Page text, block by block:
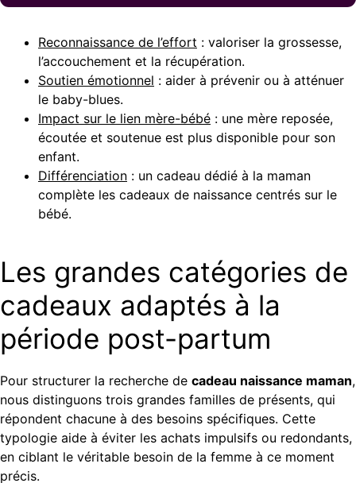
Reconnaissance de l’effort : valoriser la grossesse,
l’accouchement et la récupération.
Soutien émotionnel : aider à prévenir ou à atténuer
le baby-blues.
Impact sur le lien mère-bébé : une mère reposée,
écoutée et soutenue est plus disponible pour son
enfant.
Différenciation : un cadeau dédié à la maman
complète les cadeaux de naissance centrés sur le
bébé.
Les grandes catégories de
cadeaux adaptés à la
période post-partum
Pour structurer la recherche de cadeau naissance maman,
nous distinguons trois grandes familles de présents, qui
répondent chacune à des besoins spécifiques. Cette
typologie aide à éviter les achats impulsifs ou redondants,
en ciblant le véritable besoin de la femme à ce moment
précis.